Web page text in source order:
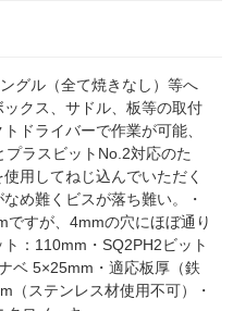
グル（全て焼きなし）等へ
クス、サドル、板等の取付
ドライバーで作業が可能、
プラスビットNo.2対応のた
用してねじ込んでいただく
め難くビスが落ち難い。・
ですが、4mmの穴にほぼ通り
：110mm・SQ2PH2ビット
ベ 5×25mm・適応板厚（鉄
（ステンレス材使用不可）・